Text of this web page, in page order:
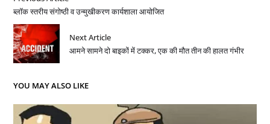
ब्लॉक स्तरीय संगोष्ठी व उन्मुखीकरण कार्यशाला आयोजित
Next Article
आमने सामने दो बाइकों में टक्कर, एक की मौत तीन की हालत गंभीर
YOU MAY ALSO LIKE